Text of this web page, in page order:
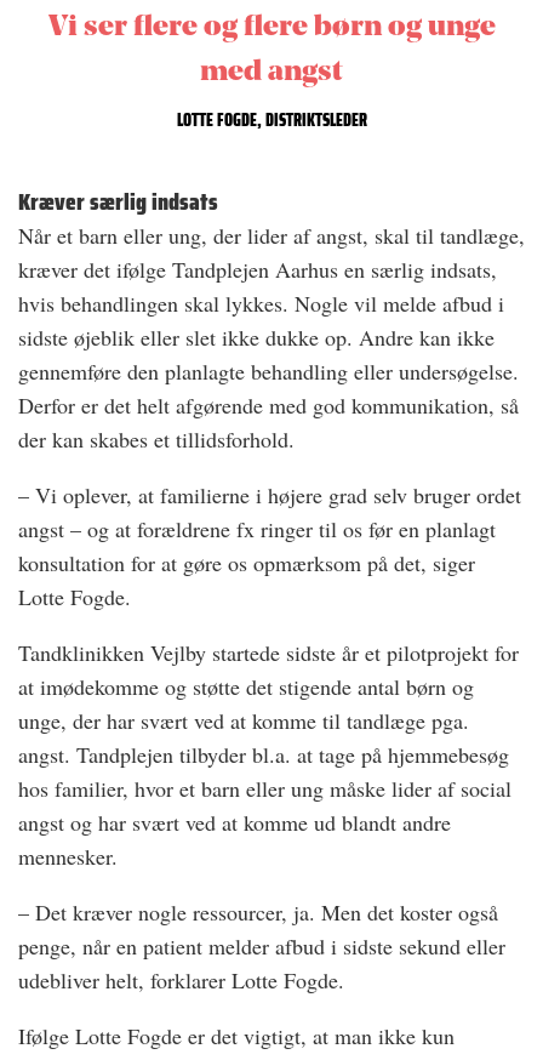
Vi ser flere og flere børn og unge
med angst
LOTTE FOGDE, DISTRIKTSLEDER
Kræver særlig indsats
Når et barn eller ung, der lider af angst, skal til tandlæge,
kræver det ifølge Tandplejen Aarhus en særlig indsats,
hvis behandlingen skal lykkes. Nogle vil melde afbud i
sidste øjeblik eller slet ikke dukke op. Andre kan ikke
gennemføre den planlagte behandling eller undersøgelse.
Derfor er det helt afgørende med god kommunikation, så
der kan skabes et tillidsforhold.
– Vi oplever, at familierne i højere grad selv bruger ordet
angst – og at forældrene fx ringer til os før en planlagt
konsultation for at gøre os opmærksom på det, siger
Lotte Fogde.
Tandklinikken Vejlby startede sidste år et pilotprojekt for
at imødekomme og støtte det stigende antal børn og
unge, der har svært ved at komme til tandlæge pga.
angst. Tandplejen tilbyder bl.a. at tage på hjemmebesøg
hos familier, hvor et barn eller ung måske lider af social
angst og har svært ved at komme ud blandt andre
mennesker.
– Det kræver nogle ressourcer, ja. Men det koster også
penge, når en patient melder afbud i sidste sekund eller
udebliver helt, forklarer Lotte Fogde.
Ifølge Lotte Fogde er det vigtigt, at man ikke kun